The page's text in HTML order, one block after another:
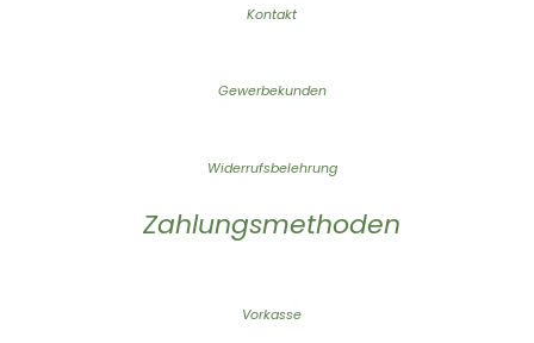
Kontakt
Gewerbekunden
Widerrufsbelehrung
Zahlungsmethoden
Vorkasse